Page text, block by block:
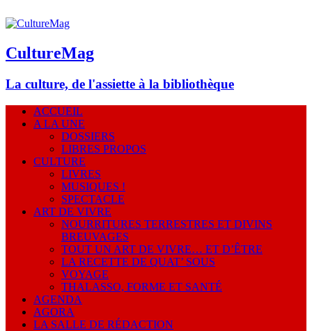
CultureMag
La culture, de l'assiette à la bibliothèque
ACCUEIL
A LA UNE
DOSSIERS
LIBRES PROPOS
CULTURE
LIVRES
MUSIQUES !
SPECTACLE
ART DE VIVRE
NOURRITURES TERRESTRES ET DIVINS
BREUVAGES
TOUT UN ART DE VIVRE… ET D’ÊTRE
LA RECETTE DE QUAT’ SOUS
VOYAGE
THALASSO, FORME ET SANTÉ
AGENDA
AGORA
LA SALLE DE RÉDACTION